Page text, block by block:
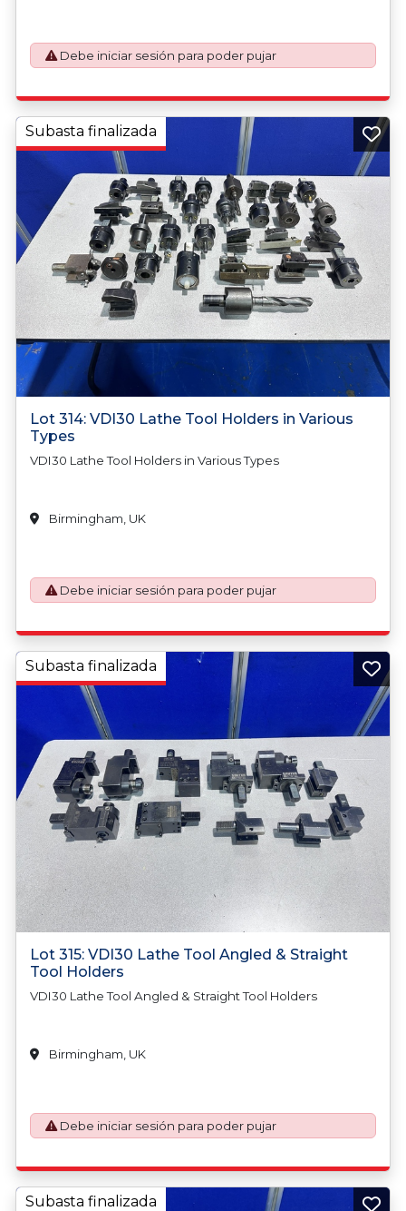
Debe iniciar sesión para poder pujar
Lot 314: VDI30 Lathe Tool Holders in Various
Types
VDI30 Lathe Tool Holders in Various Types
Subasta finalizada
Birmingham, UK
Debe iniciar sesión para poder pujar
Lot 315: VDI30 Lathe Tool Angled & Straight
Tool Holders
VDI30 Lathe Tool Angled & Straight Tool Holders
Subasta finalizada
Birmingham, UK
Debe iniciar sesión para poder pujar
Subasta finalizada